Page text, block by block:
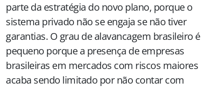
parte da estratégia do novo plano, porque o
sistema privado não se engaja se não tiver
garantias. O grau de alavancagem brasileiro é
pequeno porque a presença de empresas
brasileiras em mercados com riscos maiores
acaba sendo limitado por não contar com